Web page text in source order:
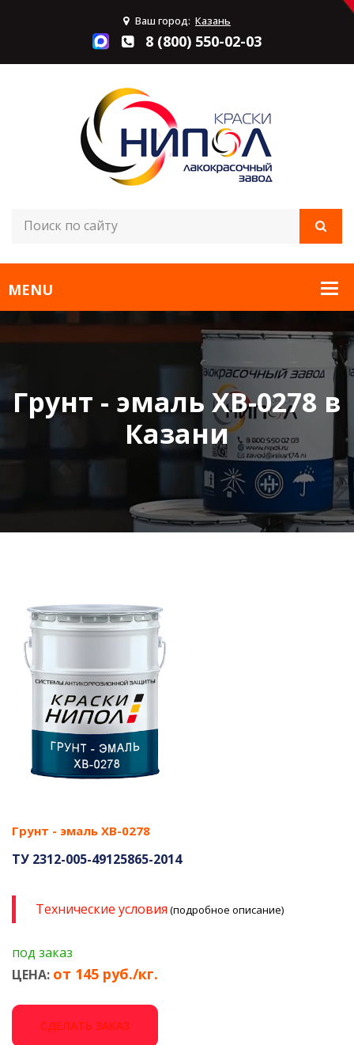
Ваш город: Казань
8 (800) 550-02-03
Грунт - эмаль ХВ-0278 в
Казани
Грунт - эмаль ХВ-0278
ТУ 2312-005-49125865-2014
Технические условия (подробное описание)
под заказ
ЦЕНА: от 145 руб./кг.
СДЕЛАТЬ ЗАКАЗ